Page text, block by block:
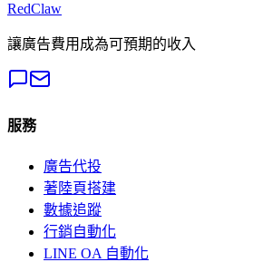
RedClaw
讓廣告費用成為可預期的收入
服務
廣告代投
著陸頁搭建
數據追蹤
行銷自動化
LINE OA 自動化